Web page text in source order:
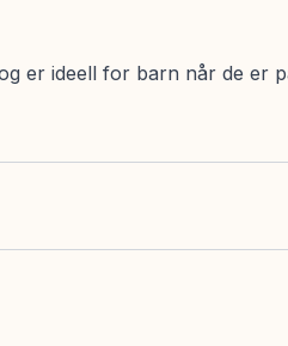
er ideell for barn når de